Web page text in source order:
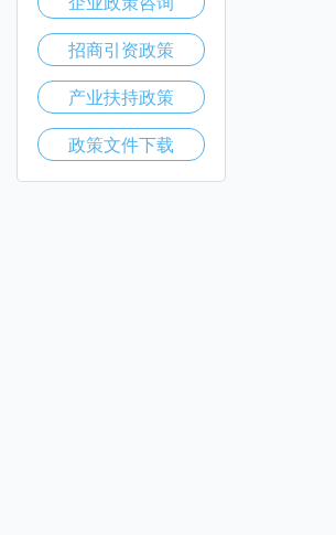
招商引资政策
产业扶持政策
政策文件下载